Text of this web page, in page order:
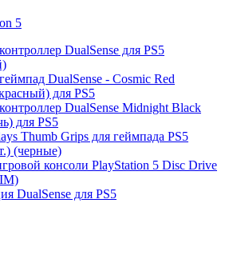
5
DualSense для PS5
DualSense - Cosmic Red
для PS5
DualSense Midnight Black
для PS5
Thumb Grips для геймпада PS5
(черные)
консоли PlayStation 5 Disc Drive
DualSense для PS5